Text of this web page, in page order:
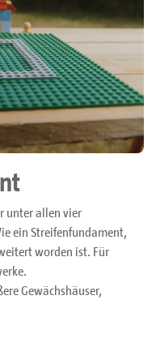
unter allen vier
ein Streifenfundament,
worden ist. Für
Gewächshäuser,